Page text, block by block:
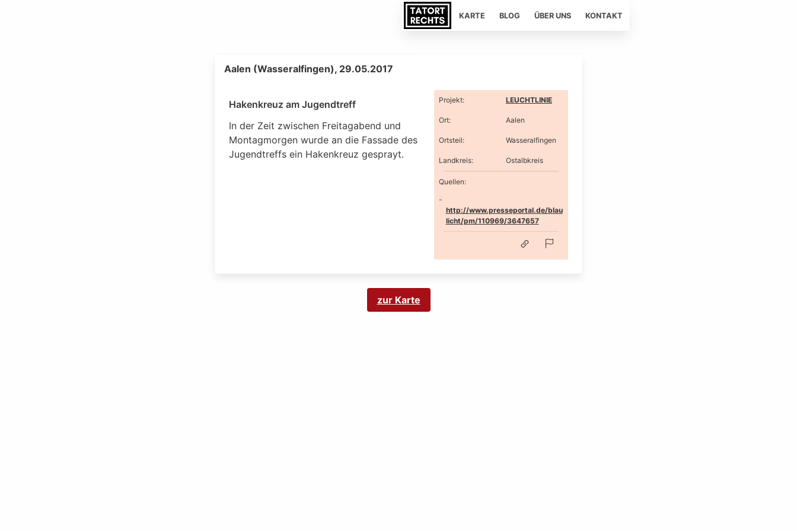
KARTE BLOG ÜBER UNS KONTAKT
Aalen (Wasseralfingen), 29.05.2017
Hakenkreuz am Jugendtreff
In der Zeit zwischen Freitagabend und
Montagmorgen wurde an die Fassade des
Jugendtreffs ein Hakenkreuz gesprayt.
Projekt: LEUCHTLINIE
Ort: Aalen
Ortsteil: Wasseralfingen
Landkreis: Ostalbkreis
Quellen:
http://www.presseportal.de/blau
licht/pm/110969/3647657
zur Karte